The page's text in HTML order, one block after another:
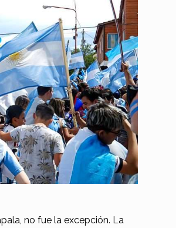
no fue la excepción. La